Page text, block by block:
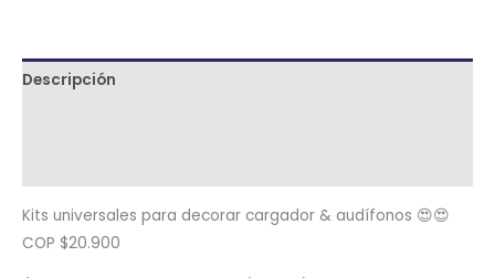
Descripción
Kits universales para decorar cargador & audífonos 😍😍
COP $20.900